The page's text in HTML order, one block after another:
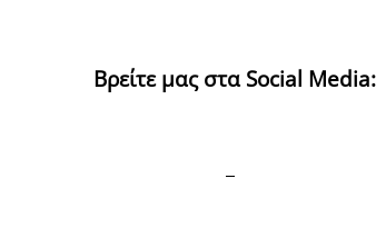
Βρείτε μας στα Social Media: